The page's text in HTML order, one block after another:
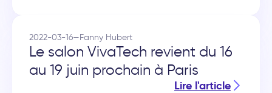
2022-03-16—Fanny Hubert
Le salon VivaTech revient du 16
au 19 juin prochain à Paris
Lire l'article